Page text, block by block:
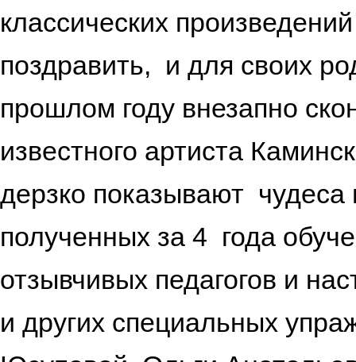
классических
поздравить, и для своих
прошлом году внезапно
известного артиста
дерзко показывают чудеса
полученных за 4 года
отзывчивых педагогов и
и других специальных